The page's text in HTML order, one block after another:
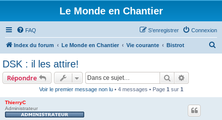
Le Monde en Chantier
FAQ Connexion
S’enregistrer
Index du forum Le Monde en Chantier Vie courante Bistrot
DSK : il les attire!
Répondre Rechercher
Voir le premier message non lu• 4 messages • Page 1 sur 1
ThierryC
Administrateur